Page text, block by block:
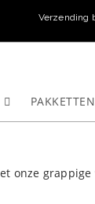
Verzending
PAKKETTEN